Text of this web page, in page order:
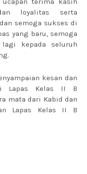
loyalitas serta
semoga sukses di
yang baru, semoga
kepada seluruh
kesan dan
Lapas Kelas II B
mata dari Kabid dan
Lapas Kelas II B